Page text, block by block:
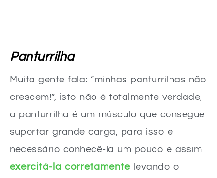
Panturrilha
Muita gente fala: “minhas panturrilhas não
crescem!”, isto não é totalmente verdade,
a panturrilha é um músculo que consegue
suportar grande carga, para isso é
necessário conhecê-la um pouco e assim
exercitá-la corretamente levando o